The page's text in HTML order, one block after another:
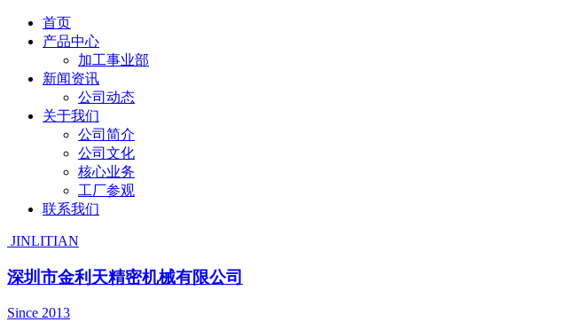
首页
产品中心
加工事业部
新闻资讯
公司动态
关于我们
公司简介
公司文化
核心业务
工厂参观
联系我们
JINLITIAN
深圳市金利天精密机械有限公司
Since 2013